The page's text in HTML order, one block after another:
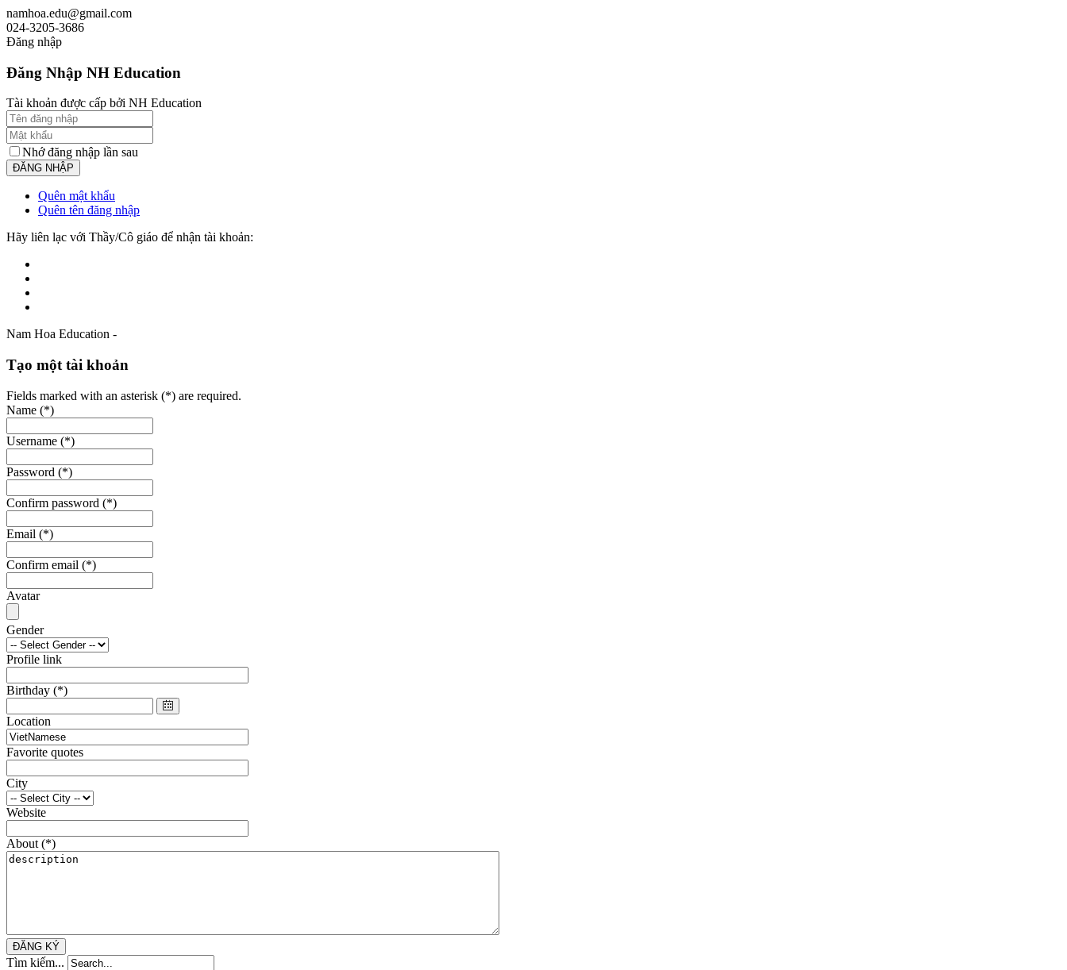
namhoa.edu@gmail.com
024-3205-3686
Đăng nhập
Đăng Nhập NH Education
Tài khoản được cấp bởi NH Education
Nhớ đăng nhập lần sau
Quên mật khẩu
Quên tên đăng nhập
Hãy liên lạc với Thầy/Cô giáo để nhận tài khoản:
Nam Hoa Education -
Tạo một tài khoản
Fields marked with an asterisk (*) are required.
Name (*)
Username (*)
Password (*)
Confirm password (*)
Email (*)
Confirm email (*)
Avatar
Gender
Profile link
Birthday (*)
Location
Favorite quotes
City
Website
About (*)
ĐĂNG KÝ
Tìm kiếm...